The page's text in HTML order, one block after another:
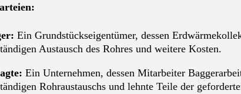
Ein Grundstückseigentümer, dessen
Austausch des Rohres und weitere Kosten.
Ein Unternehmen, dessen Mitarbeiter
Rohraustauschs und lehnte Teile der